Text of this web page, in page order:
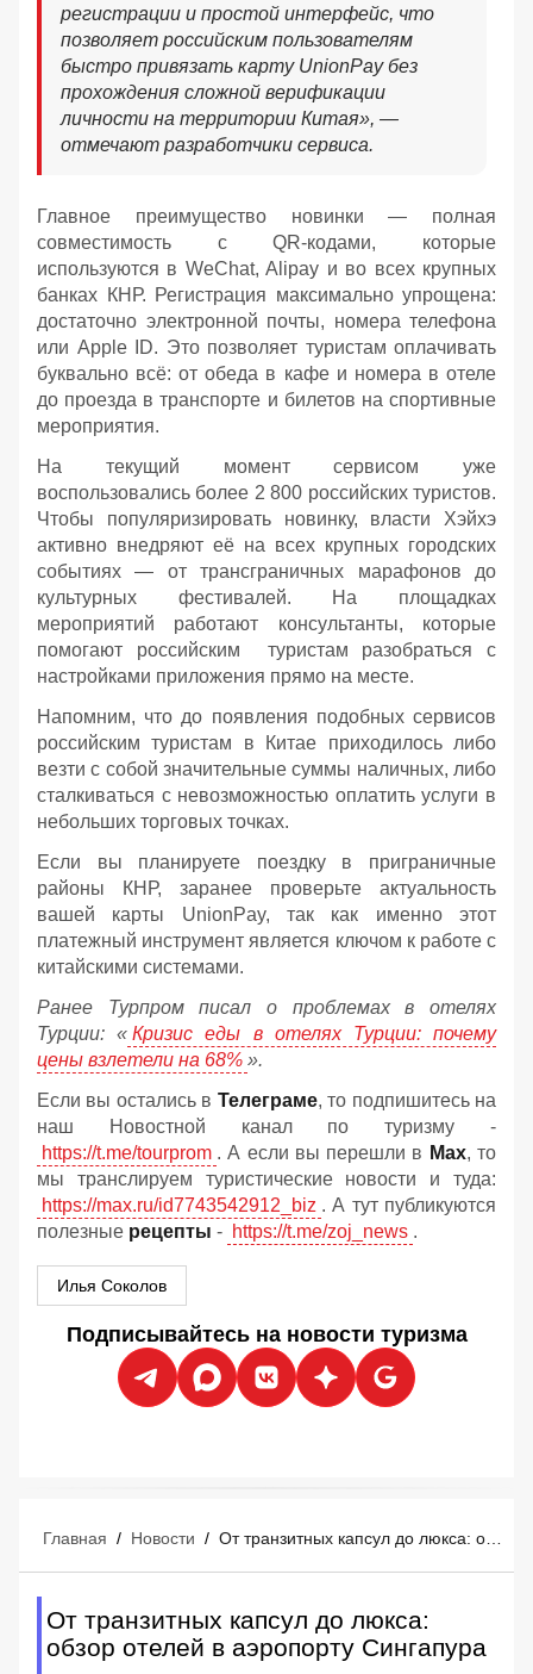
регистрации и простой интерфейс, что
позволяет российским пользователям
быстро привязать карту UnionPay без
прохождения сложной верификации
личности на территории Китая», —
отмечают разработчики сервиса.
Главное преимущество новинки — полная
совместимость с QR-кодами, которые
используются в WeChat, Alipay и во всех крупных
банках КНР. Регистрация максимально упрощена:
достаточно электронной почты, номера телефона
или Apple ID. Это позволяет туристам оплачивать
буквально всё: от обеда в кафе и номера в отеле
до проезда в транспорте и билетов на спортивные
мероприятия.
На текущий момент сервисом уже
воспользовались более 2 800 российских туристов.
Чтобы популяризировать новинку, власти Хэйхэ
активно внедряют её на всех крупных городских
событиях — от трансграничных марафонов до
культурных фестивалей. На площадках
мероприятий работают консультанты, которые
помогают российским туристам разобраться с
настройками приложения прямо на месте.
Напомним, что до появления подобных сервисов
российским туристам в Китае приходилось либо
везти с собой значительные суммы наличных, либо
сталкиваться с невозможностью оплатить услуги в
небольших торговых точках.
Если вы планируете поездку в приграничные
районы КНР, заранее проверьте актуальность
вашей карты UnionPay, так как именно этот
платежный инструмент является ключом к работе с
китайскими системами.
Ранее Турпром писал о проблемах в отелях
Турции: « Кризис еды в отелях Турции: почему
цены взлетели на 68% ».
Если вы остались в Телеграме, то подпишитесь на
наш Новостной канал по туризму -
https://t.me/tourprom . А если вы перешли в Мах, то
мы транслируем туристические новости и туда:
https://max.ru/id7743542912_biz . А тут публикуются
полезные рецепты - https://t.me/zoj_news .
Илья Соколов
Подписывайтесь на новости туризма
Главная / Новости / От транзитных капсул до люкса: обзор отелей в аэропорту Сингапура
От транзитных капсул до люкса:
обзор отелей в аэропорту Сингапура